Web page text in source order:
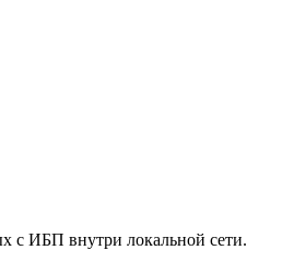
с ИБП внутри локальной сети.